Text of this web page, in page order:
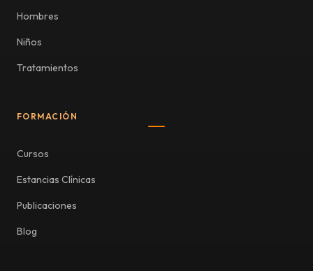
Hombres
Niños
Tratamientos
FORMACIÓN
Cursos
Estancias Clínicas
Publicaciones
Blog